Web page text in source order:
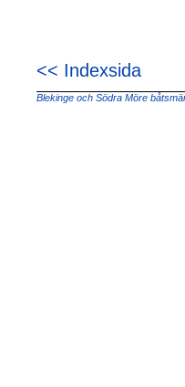
<< Indexsida
Blekinge och Södra Möre